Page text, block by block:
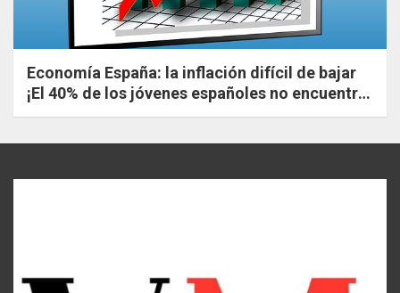
Economía España: la inflación difícil de bajar
¡El 40% de los jóvenes españoles no encuentra
trabajo!